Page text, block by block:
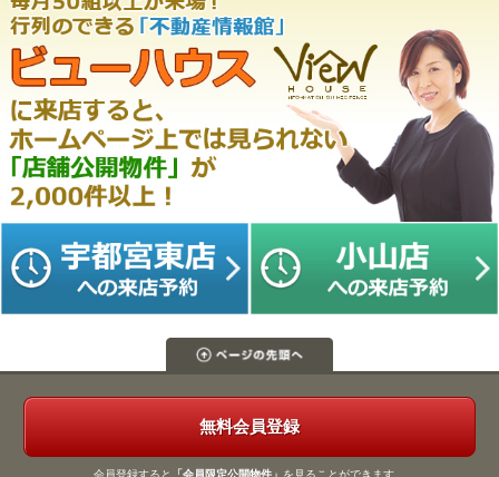
無料会員登録
会員登録すると 「会員限定公開物件」 を見ることができます。